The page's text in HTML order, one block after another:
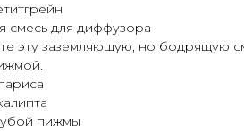
смесь для диффузора
эту заземляющую, но бодрящую
пижмы